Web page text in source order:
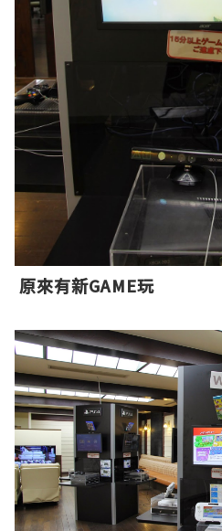
原來有新GAME玩